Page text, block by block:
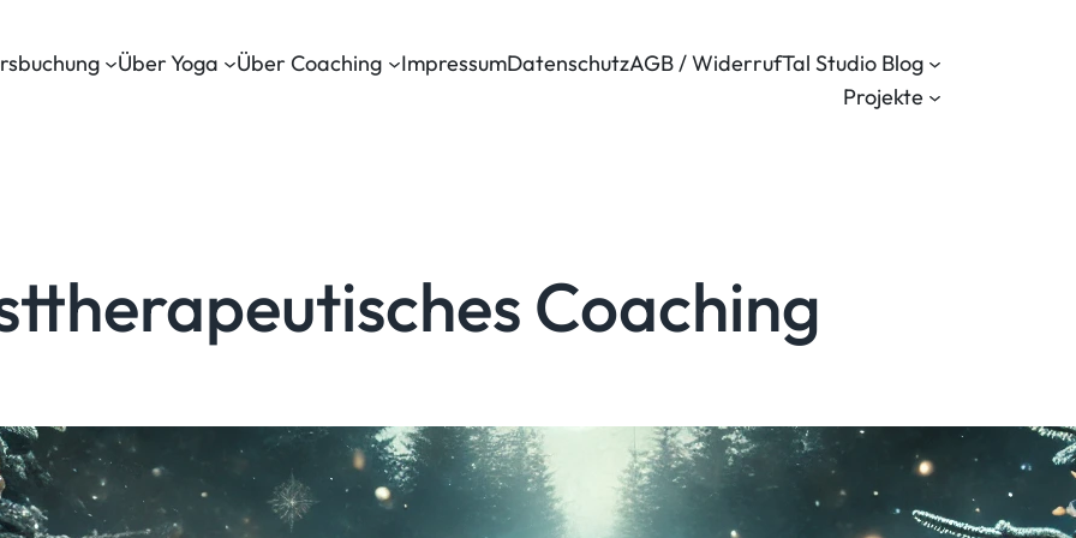
Über Yoga Über Coaching ImpressumDatenschutzAGB / WiderrufTal Studio Blog
Projekte
Coaching